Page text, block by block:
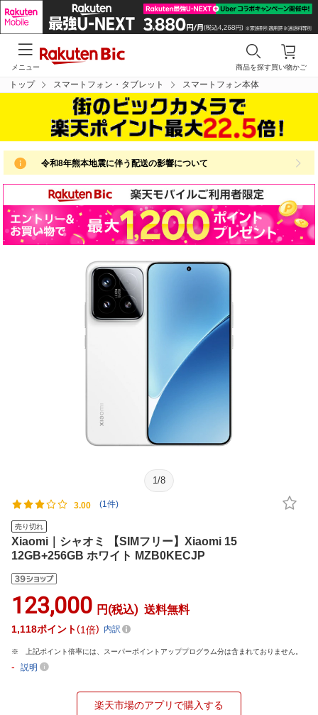
買い物かご
商品を探す
メニュー
トップ スマートフォン・タブレット スマートフォン本体
令和8年熊本地震に伴う配送の影響について
1 /8
3.00 (1件)
売り切れ
Xiaomi｜シャオミ 【SIMフリー】Xiaomi 15
12GB+256GB ホワイト MZB0KECJP
123,000 円(税込) 送料無料
1,118ポイント 1倍 内訳
上記ポイント倍率には、スーパーポイントアッププログラム分は含まれておりません。
- 説明
楽天市場のアプリで購入する